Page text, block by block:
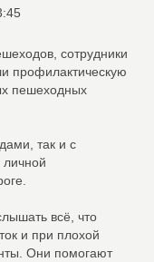
сотрудники
профилактическую
пешеходных
так и с
всё, что
и при плохой
Они помогают